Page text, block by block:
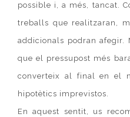
possible i, a més, tancat.
treballs que realitzaran,
addicionals podran afegir.
que el pressupost més
converteix al final en el
hipotètics imprevistos.
En aquest sentit, us